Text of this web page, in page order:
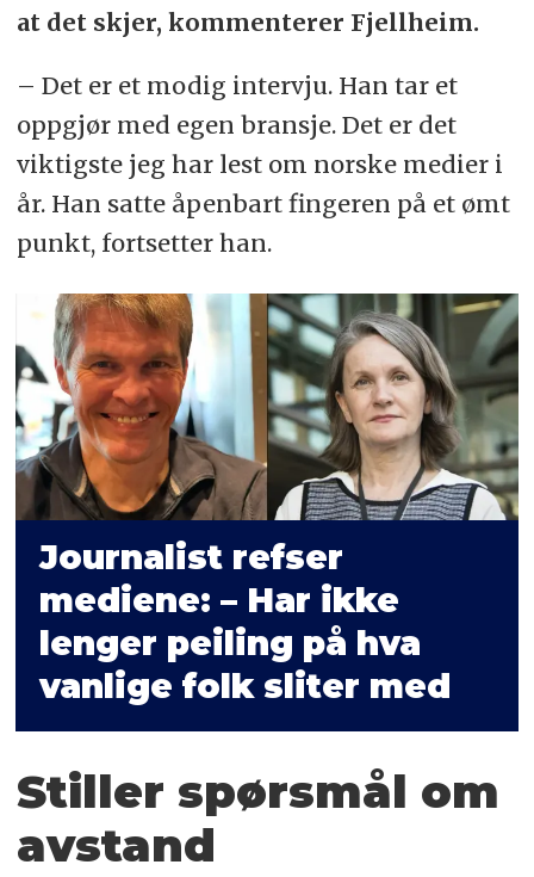
at det skjer, kommenterer Fjellheim.
– Det er et modig intervju. Han tar et
oppgjør med egen bransje. Det er det
viktigste jeg har lest om norske medier i
år. Han satte åpenbart fingeren på et ømt
punkt, fortsetter han.
Journalist refser
mediene: – Har ikke
lenger peiling på hva
vanlige folk sliter med
Stiller spørsmål om
avstand